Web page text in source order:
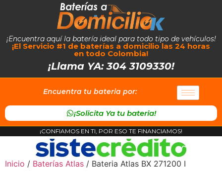
¡Encuentra aquí la batería ideal para todo tipo de vehículos!
¡El Servicio #1 de baterías a domicilio las 24 horas
en todo Colombia!
¡Llama YA: 304 3109330!
Encuentra tu bateria por:
¡Solicita Ya tu bateria!
¡CONFIAMOS EN TI, POR ESO TE FINANCIAMOS!
Inicio / Baterías Atlas / Bateria Atlas BX 271200 I